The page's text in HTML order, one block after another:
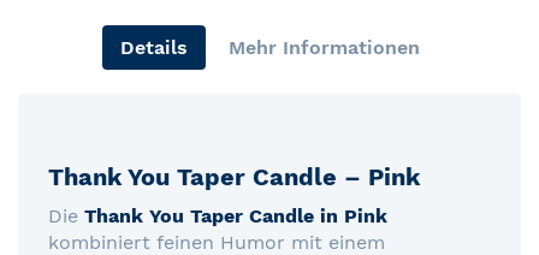
Details Mehr Informationen
Thank You Taper Candle – Pink
Die Thank You Taper Candle in Pink
kombiniert feinen Humor mit einem